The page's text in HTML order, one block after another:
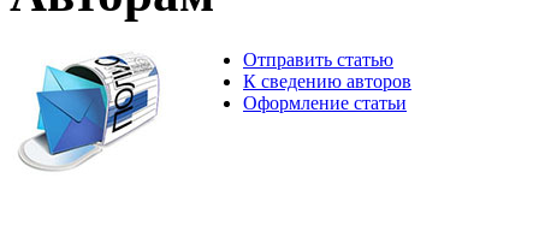
Отправить статью
К сведению авторов
Оформление статьи